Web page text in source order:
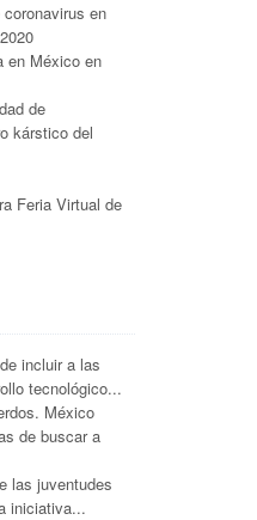
en
en México en
de
kárstico del
Feria Virtual de
incluir a las
tecnológico...
México
de buscar a
las juventudes
iniciativa...